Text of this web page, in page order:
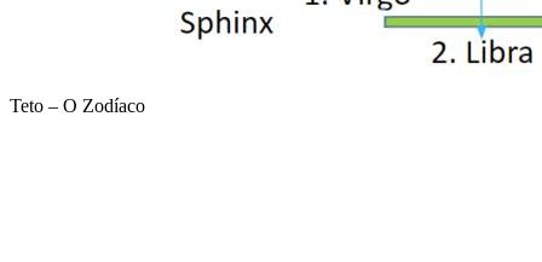
Teto – O Zodíaco